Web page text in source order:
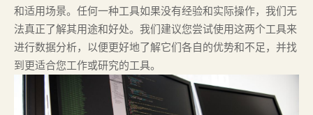
和适用场景。任何一种工具如果没有经验和实际操作，我们无
法真正了解其用途和好处。我们建议您尝试使用这两个工具来
进行数据分析，以便更好地了解它们各自的优势和不足，并找
到更适合您工作或研究的工具。